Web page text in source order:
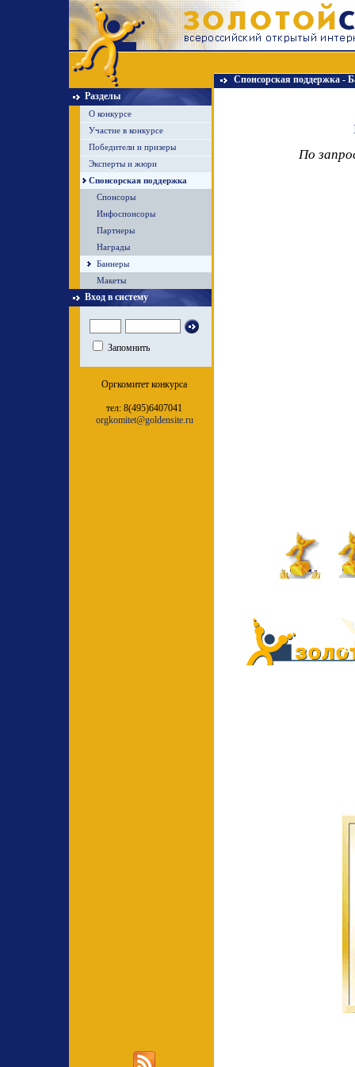
Разделы
О конкурсе
Участие в конкурсе
Победители и призеры
Эксперты и жюри
Спонсорская поддержка
Спонсоры
Инфоспонсоры
Партнеры
Награды
Баннеры
Макеты
Вход в систему
Запомнить
Оргкомитет конкурса
тел: 8(495)6407041
orgkomitet@goldensite.ru
Спонсорская поддержка -
По